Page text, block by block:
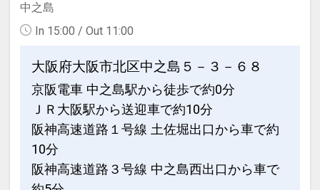
中之島
In 15:00 / Out 11:00
大阪府大阪市北区中之島５－３－６８
京阪電車 中之島駅から徒歩で約0分
ＪＲ大阪駅から送迎車で約10分
阪神高速道路１号線 土佐堀出口から車で約
10分
阪神高速道路３号線 中之島西出口から車で